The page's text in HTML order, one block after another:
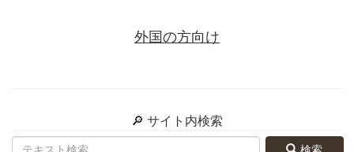
外国の方向け
🔎 サイト内検索